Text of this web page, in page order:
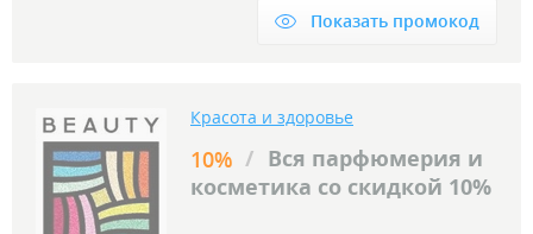
Показать промокод
Красота и здоровье
10% / Вся парфюмерия и
косметика со скидкой 10%